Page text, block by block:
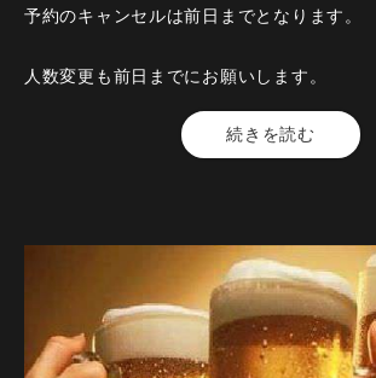
【食事】知多豚カルビの炭焼きひつまぶし
他割引優待、施設利用券併用不可。（施設
客様・コース金額6,500円）
※お席の時間は120分となります・この内
より変更になる場合がございます。コース
予約のキャンセルは前日までとなります。
人数変更も前日までにお願いします。
続きを読む
【予約期限】当日（23時までにご予約くだ